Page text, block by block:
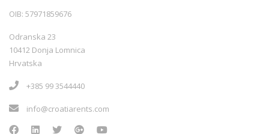
OIB: 57971859676
Odranska 23
10412 Donja Lomnica
Hrvatska
+385 99 3544440
info@croatiarents.com